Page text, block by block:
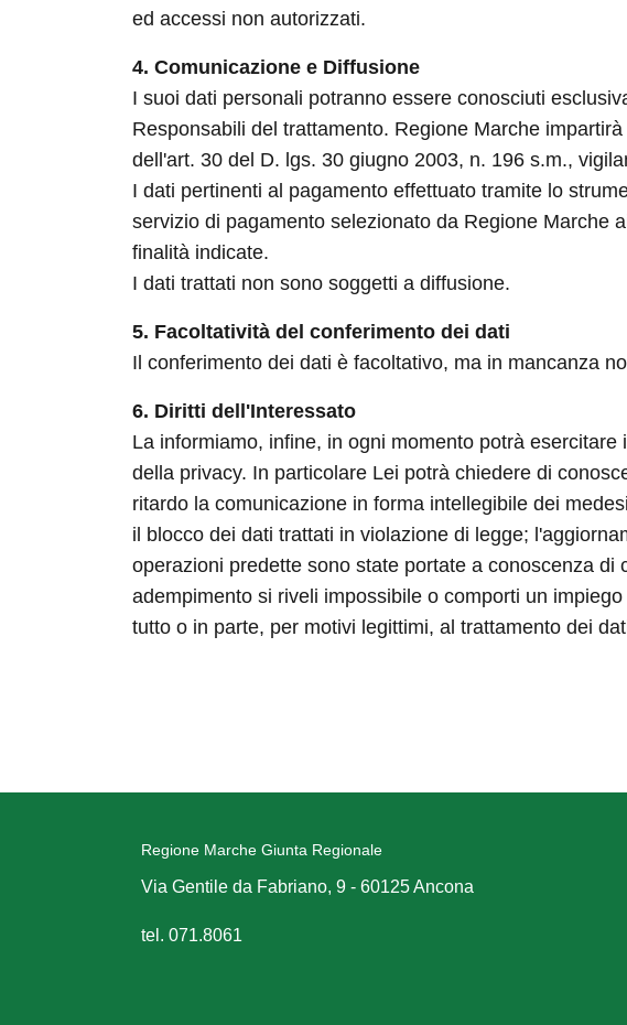
ed accessi non autorizzati.
4. Comunicazione e Diffusione
I suoi dati personali potranno essere conosciuti
Responsabili del trattamento. Regione Marche
dell'art. 30 del D. lgs. 30 giugno 2003, n. 196 s.m.,
I dati pertinenti al pagamento effettuato tramite lo
servizio di pagamento selezionato da Regione Marche
finalità indicate.
I dati trattati non sono soggetti a diffusione.
5. Facoltatività del conferimento dei dati
Il conferimento dei dati è facoltativo, ma in mancanza
6. Diritti dell'Interessato
La informiamo, infine, in ogni momento potrà
della privacy. In particolare Lei potrà chiedere di
ritardo la comunicazione in forma intellegibile dei
il blocco dei dati trattati in violazione di legge;
operazioni predette sono state portate a conoscenza
adempimento si riveli impossibile o comporti un
tutto o in parte, per motivi legittimi, al trattamento dei
Regione Marche Giunta Regionale
Via Gentile da Fabriano, 9 - 60125 Ancona
tel. 071.8061